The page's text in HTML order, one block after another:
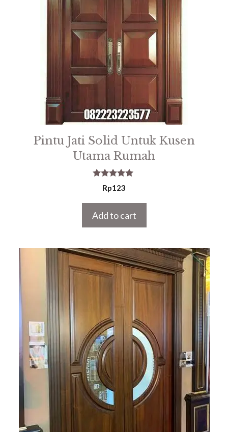
Pintu Jati Solid Untuk Kusen
Utama Rumah
5.00
out of 5
Rp123
Add to cart